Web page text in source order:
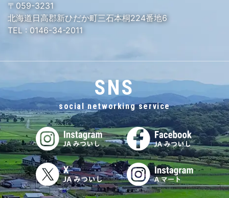
〒059-3231
北海道日高郡新ひだか町三石本桐224番地6
TEL : 0146-34-2011
SNS
social networking service